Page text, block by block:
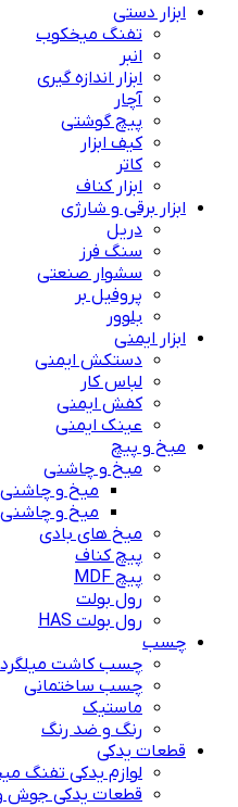
ابزار دستی
تفنگ میخکوب
انبر
ابزار اندازه گیری
آچار
پیچ گوشتی
کیف ابزار
کاتر
ابزار کناف
ابزار برقی و شارژی
دریل
سنگ فرز
سشوار صنعتی
پروفیل بر
بلوور
ابزار ایمنی
دستکش ایمنی
لباس کار
کفش ایمنی
عینک ایمنی
میخ و پیچ
میخ و چاشنی
میخ و
میخ و
میخ های بادی
پیچ کناف
پیچ MDF
رول بولت
رول بولت HAS
چسب
چسب کاشت میلگرد
چسب ساختمانی
ماستیک
رنگ و ضد رنگ
قطعات یدکی
لوازم یدکی تفنگ
قطعات یدکی جوش